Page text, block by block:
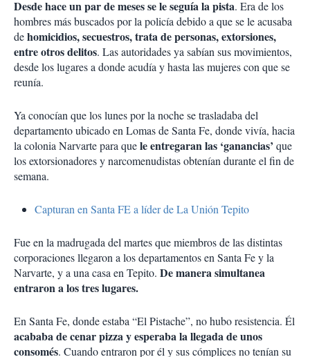
Desde hace un par de meses se le seguía la pista. Era de los
hombres más buscados por la policía debido a que se le acusaba
dehomicidios, secuestros, trata de personas, extorsiones,
entre otros delitos. Las autoridades ya sabían sus movimientos,
desde los lugares a donde acudía y hasta las mujeres con que se
reunía.
Ya conocían que los lunes por la noche se trasladaba del
departamento ubicado en Lomas de Santa Fe, donde vivía, hacia
la colonia Narvarte para quele entregaran las ‘ganancias’ que
los extorsionadores y narcomenudistas obtenían durante el fin de
semana.
Capturan en Santa FE a líder de La Unión Tepito
Fue en la madrugada del martes que miembros de las distintas
corporaciones llegaron a los departamentos en Santa Fe y la
Narvarte, y a una casa en Tepito. De manera simultanea
entraron a los tres lugares.
En Santa Fe, donde estaba “El Pistache”, no hubo resistencia. Él
acababa de cenar pizza y esperaba la llegada de unos
consomés. Cuando entraron por él y sus cómplices no tenían su